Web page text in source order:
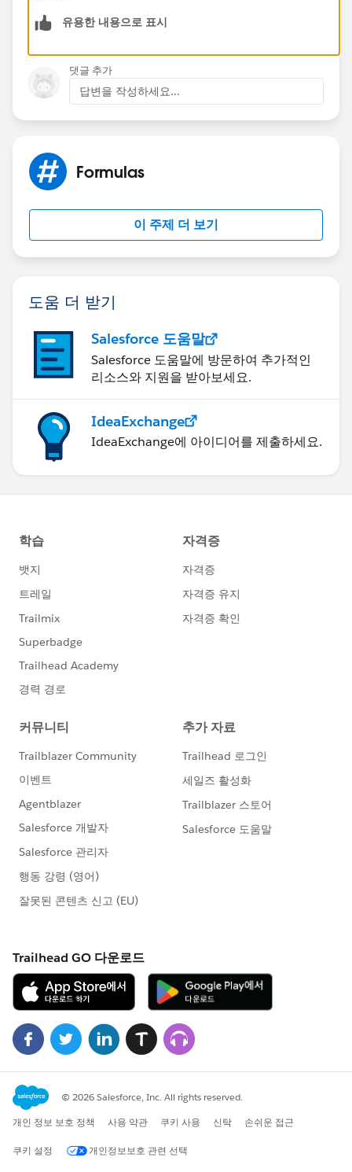
NOT( ISCHANGED( Field 1 )) ,
NOT( ISCHANGED( Field 3 ))
유용한 내용으로 표시
댓글 추가
답변을 작성하세요...
Formulas
이 주제 더 보기
도움 더 받기
Salesforce 도움말
Salesforce 도움말에 방문하여 추가적인
리소스와 지원을 받아보세요.
IdeaExchange
IdeaExchange에 아이디어를 제출하세요.